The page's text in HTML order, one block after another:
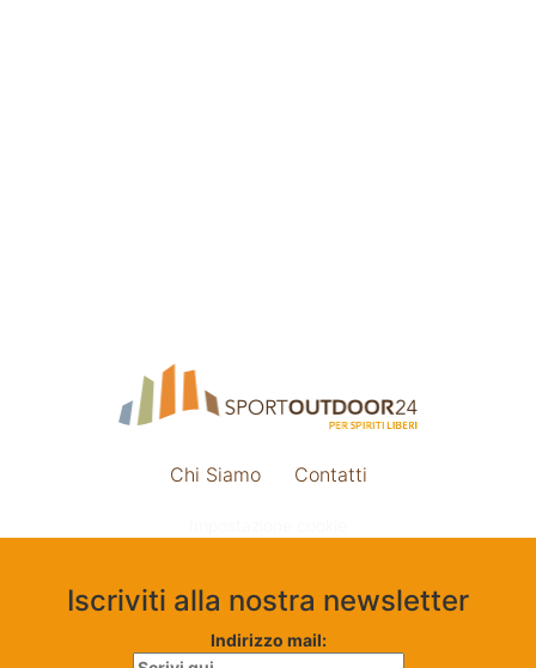
Chi Siamo Contatti
Iscriviti alla nostra newsletter
Indirizzo mail: